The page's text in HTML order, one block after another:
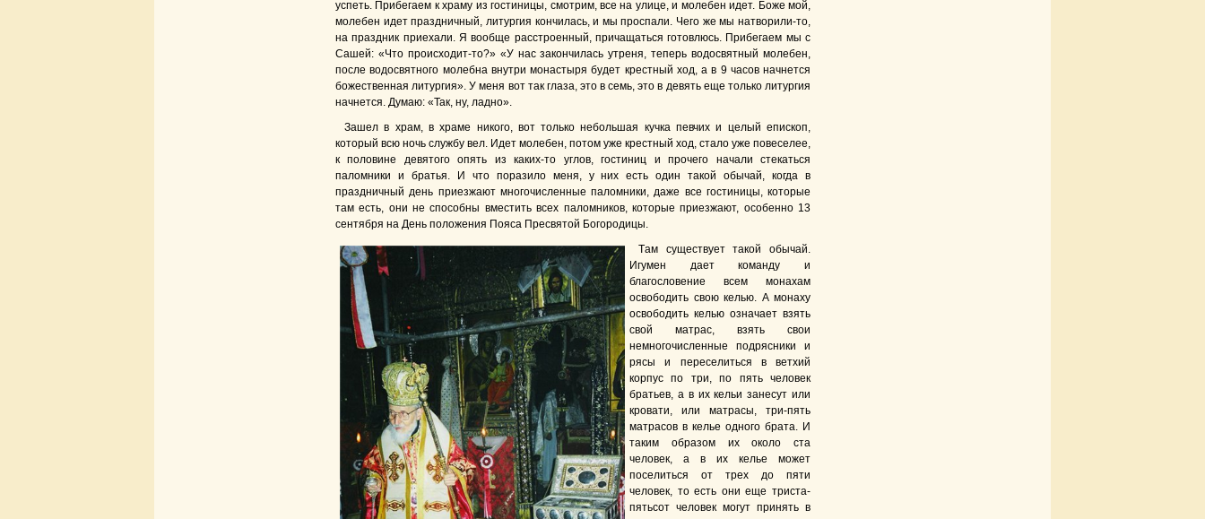
успеть. Прибегаем к храму из гостиницы, смотрим, все на улице, и молебен идет. Боже мой,
молебен идет праздничный, литургия кончилась, и мы проспали. Чего же мы натворили-то,
на праздник приехали. Я вообще расстроенный, причащаться готовлюсь. Прибегаем мы с
Сашей: «Что происходит-то?» «У нас закончилась утреня, теперь водосвятный молебен,
после водосвятного молебна внутри монастыря будет крестный ход, а в 9 часов начнется
божественная литургия». У меня вот так глаза, это в семь, это в девять еще только литургия
начнется. Думаю: «Так, ну, ладно».
Зашел в храм, в храме никого, вот только небольшая кучка певчих и целый епископ,
который всю ночь службу вел. Идет молебен, потом уже крестный ход, стало уже повеселее,
к половине девятого опять из каких-то углов, гостиниц и прочего начали стекаться
паломники и братья. И что поразило меня, у них есть один такой обычай, когда в
праздничный день приезжают многочисленные паломники, даже все гостиницы, которые
там есть, они не способны вместить всех паломников, которые приезжают, особенно 13
сентября на День положения Пояса Пресвятой Богородицы.
Там существует такой обычай.
Игумен дает команду и
благословение всем монахам
освободить свою келью. А монаху
освободить келью означает взять
свой матрас, взять свои
немногочисленные подрясники и
рясы и переселиться в ветхий
корпус по три, по пять человек
братьев, а в их кельи занесут или
кровати, или матрасы, три-пять
матрасов в келье одного брата. И
таким образом их около ста
человек, а в их келье может
поселиться от трех до пяти
человек, то есть они еще триста-
пятьсот человек могут принять в